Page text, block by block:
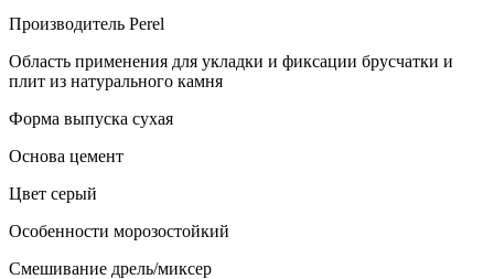
Производитель Perel
Область применения для укладки и фиксации брусчатки и
плит из натурального камня
Форма выпуска сухая
Основа цемент
Цвет серый
Особенности морозостойкий
Смешивание дрель/миксер